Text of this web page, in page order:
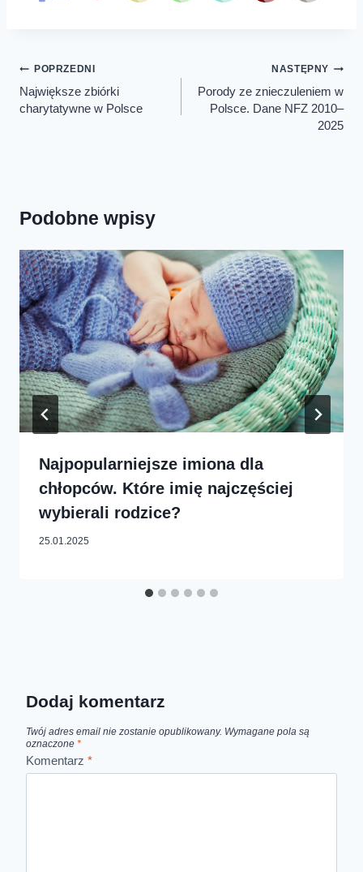
Nawigacja
wpisu
POPRZEDNI
Największe zbiórki
charytatywne w Polsce
NASTĘPNY
Porody ze znieczuleniem w
Polsce. Dane NFZ 2010–
2025
Podobne wpisy
Najpopularniejsze imiona dla
chłopców. Które imię najczęściej
wybierali rodzice?
25.01.2025
Dodaj komentarz
Twój adres email nie zostanie opublikowany. Wymagane pola są
oznaczone *
Komentarz *